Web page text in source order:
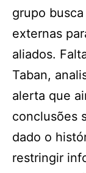
grupo
externas
aliados.
Taban,
alerta que
conclusões
dado o
restringir